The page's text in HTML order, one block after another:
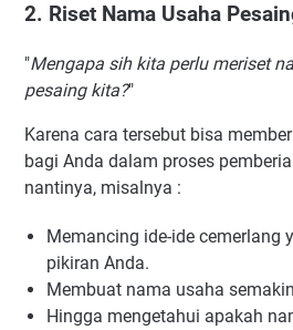
26. Bakir
27. Bashirah
28. Benazir
30. Balqis
31. Cakra
33. Candra
34. Chayra
35. Dzikra
2. Riset Nama Usaha
"Mengapa sih kita perlu meriset
pesaing kita?"
Karena cara tersebut bisa
bagi Anda dalam proses
nantinya, misalnya :
Memancing ide-ide cemerlang
pikiran Anda.
Membuat nama usaha
Hingga mengetahui apakah